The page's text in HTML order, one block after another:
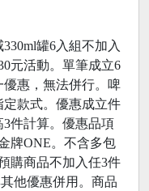
罐6入組不加入
元活動。單筆成立6
惠，無法併行。啤
款式。優惠成立件
件計算。優惠品項
牌ONE。不含多包
購商品不加入任3件
他優惠併用。商品